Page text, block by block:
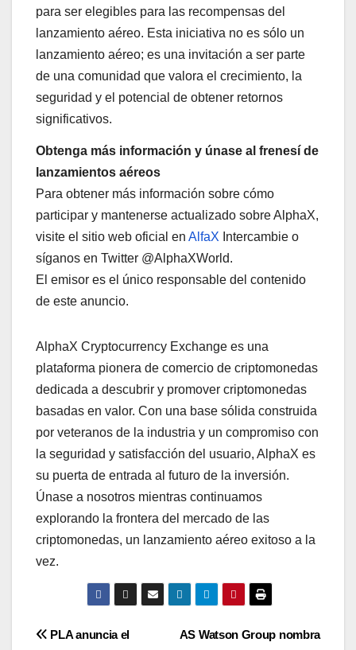
para ser elegibles para las recompensas del
lanzamiento aéreo. Esta iniciativa no es sólo un
lanzamiento aéreo; es una invitación a ser parte
de una comunidad que valora el crecimiento, la
seguridad y el potencial de obtener retornos
significativos.
Obtenga más información y únase al frenesí de
lanzamientos aéreos
Para obtener más información sobre cómo
participar y mantenerse actualizado sobre AlphaX,
visite el sitio web oficial en AlfaX Intercambie o
síganos en Twitter @AlphaXWorld.
El emisor es el único responsable del contenido
de este anuncio.
AlphaX Cryptocurrency Exchange es una
plataforma pionera de comercio de criptomonedas
dedicada a descubrir y promover criptomonedas
basadas en valor. Con una base sólida construida
por veteranos de la industria y un compromiso con
la seguridad y satisfacción del usuario, AlphaX es
su puerta de entrada al futuro de la inversión.
Únase a nosotros mientras continuamos
explorando la frontera del mercado de las
criptomonedas, un lanzamiento aéreo exitoso a la
vez.
Post
AS Watson Group nombra
PLA anuncia el